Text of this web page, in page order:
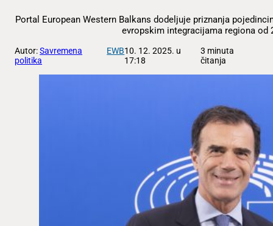
Portal European Western Balkans dodeljuje priznanja
evropskim integracijama regiona od
Autor:Savremena
politika
EWB10. 12. 2025. u
17:18
3 minuta
čitanja